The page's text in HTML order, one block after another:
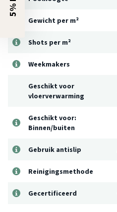
Gewicht per m²
Shots per m²
Weekmakers
Geschikt voor
vloerverwarming
Geschikt voor:
Binnen/buiten
Gebruik antislip
Reinigingsmethode
Gecertificeerd